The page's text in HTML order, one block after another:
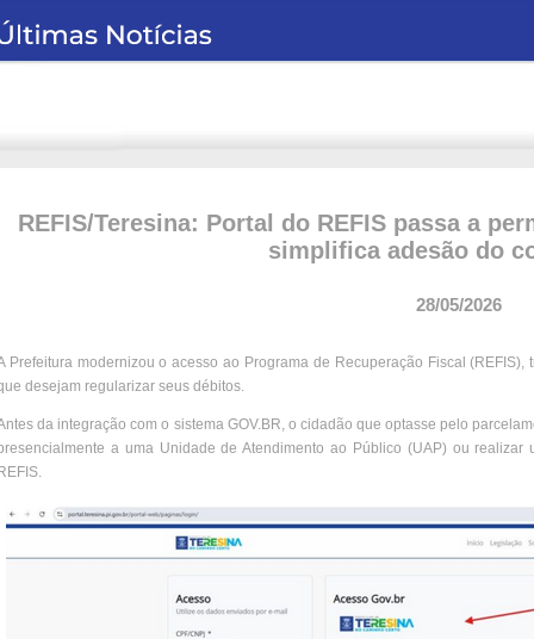
REFIS/Teresina: Portal do REFIS passa a
simplifica adesão do
28/05/2026
Prefeitura modernizou o acesso ao Programa de Recuperação Fiscal
desejam regularizar seus débitos.
da integração com o sistema GOV.BR, o cidadão que optasse pelo
a uma Unidade de Atendimento ao Público (UAP) ou